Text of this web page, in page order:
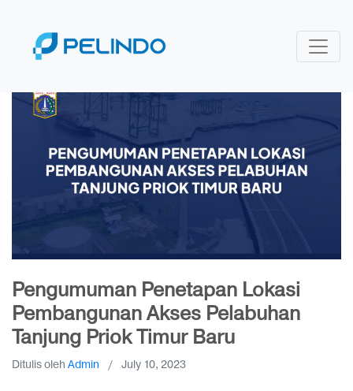
Pengumuman Penetapan Lokasi
Pembangunan Akses Pelabuhan
Tanjung Priok Timur Baru
Ditulis oleh Admin / July 10, 2023